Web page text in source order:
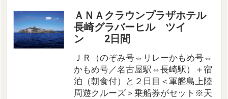
ＡＮＡクラウンプラザホテル
長崎グラバーヒル ツイ
ン 2日間
ＪＲ（のぞみ号⇔リレーかもめ号⇔
かもめ号／名古屋駅⇔長崎駅）＋宿
泊（朝食付）と２日目＜軍艦島上陸
周遊クルーズ＞乗船券がセット※天